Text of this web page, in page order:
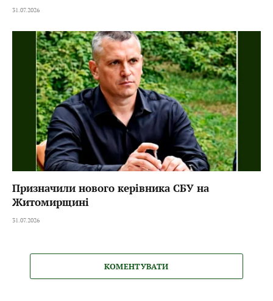
31.07.2026
Призначили нового керівника СБУ на
Житомирщині
31.07.2026
КОМЕНТУВАТИ